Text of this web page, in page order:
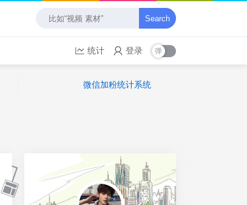
Search
统计 登录
微信加粉统计系统